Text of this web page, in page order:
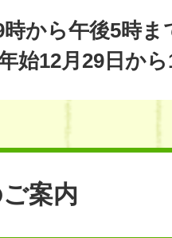
時から午後5時ま
始12月29日か
案内